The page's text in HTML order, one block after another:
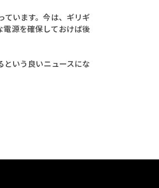
います。今は、ギリギ
電源を確保しておけば後
いう良いニュースにな